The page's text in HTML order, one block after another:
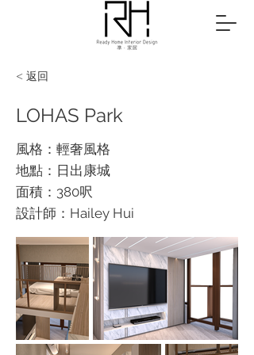
< 返回
LOHAS Park
風格：輕奢風格
地點：日出康城
面積：380呎
設計師：Hailey Hui